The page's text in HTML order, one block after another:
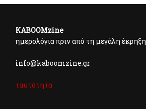
KABOOMzine
ημερολόγια πριν από τη μεγάλη έκρηξη
info@kaboomzine.gr
ταυτότητα